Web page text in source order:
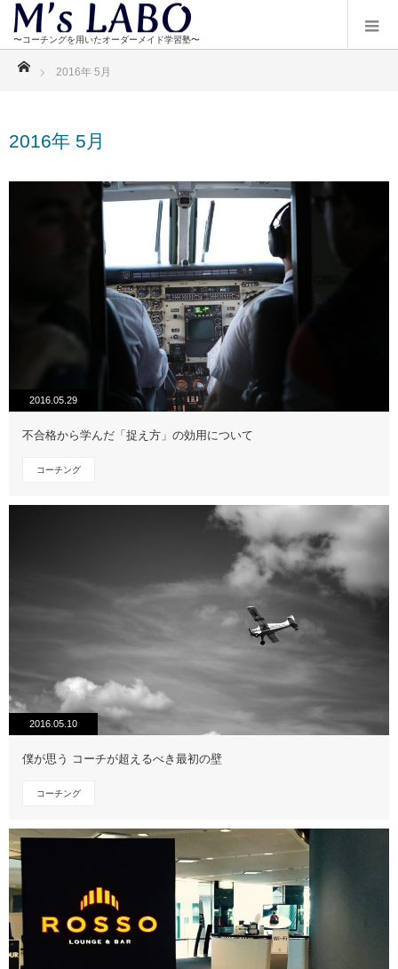
ホーム
2016年 5月
2016年 5月
2016.05.29
不合格から学んだ「捉え方」の効用について
コーチング
2016.05.10
僕が思う コーチが超えるべき最初の壁
コーチング